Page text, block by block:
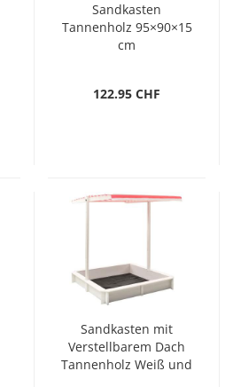
Sandkasten
Tannenholz 95×90×15
cm
122.95 CHF
Sandkasten mit
Verstellbarem Dach
Tannenholz Weiß und